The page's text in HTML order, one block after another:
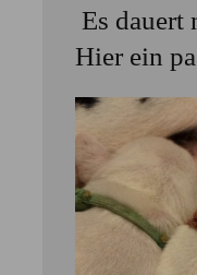
Es dauert
Hier ein